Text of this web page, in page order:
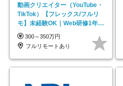
動画クリエイター（YouTube・
TikTok）【フレックス/フルリ
モ】未経験OK｜Web研修1年間
｜副業OK
300～350万円
フルリモートあり